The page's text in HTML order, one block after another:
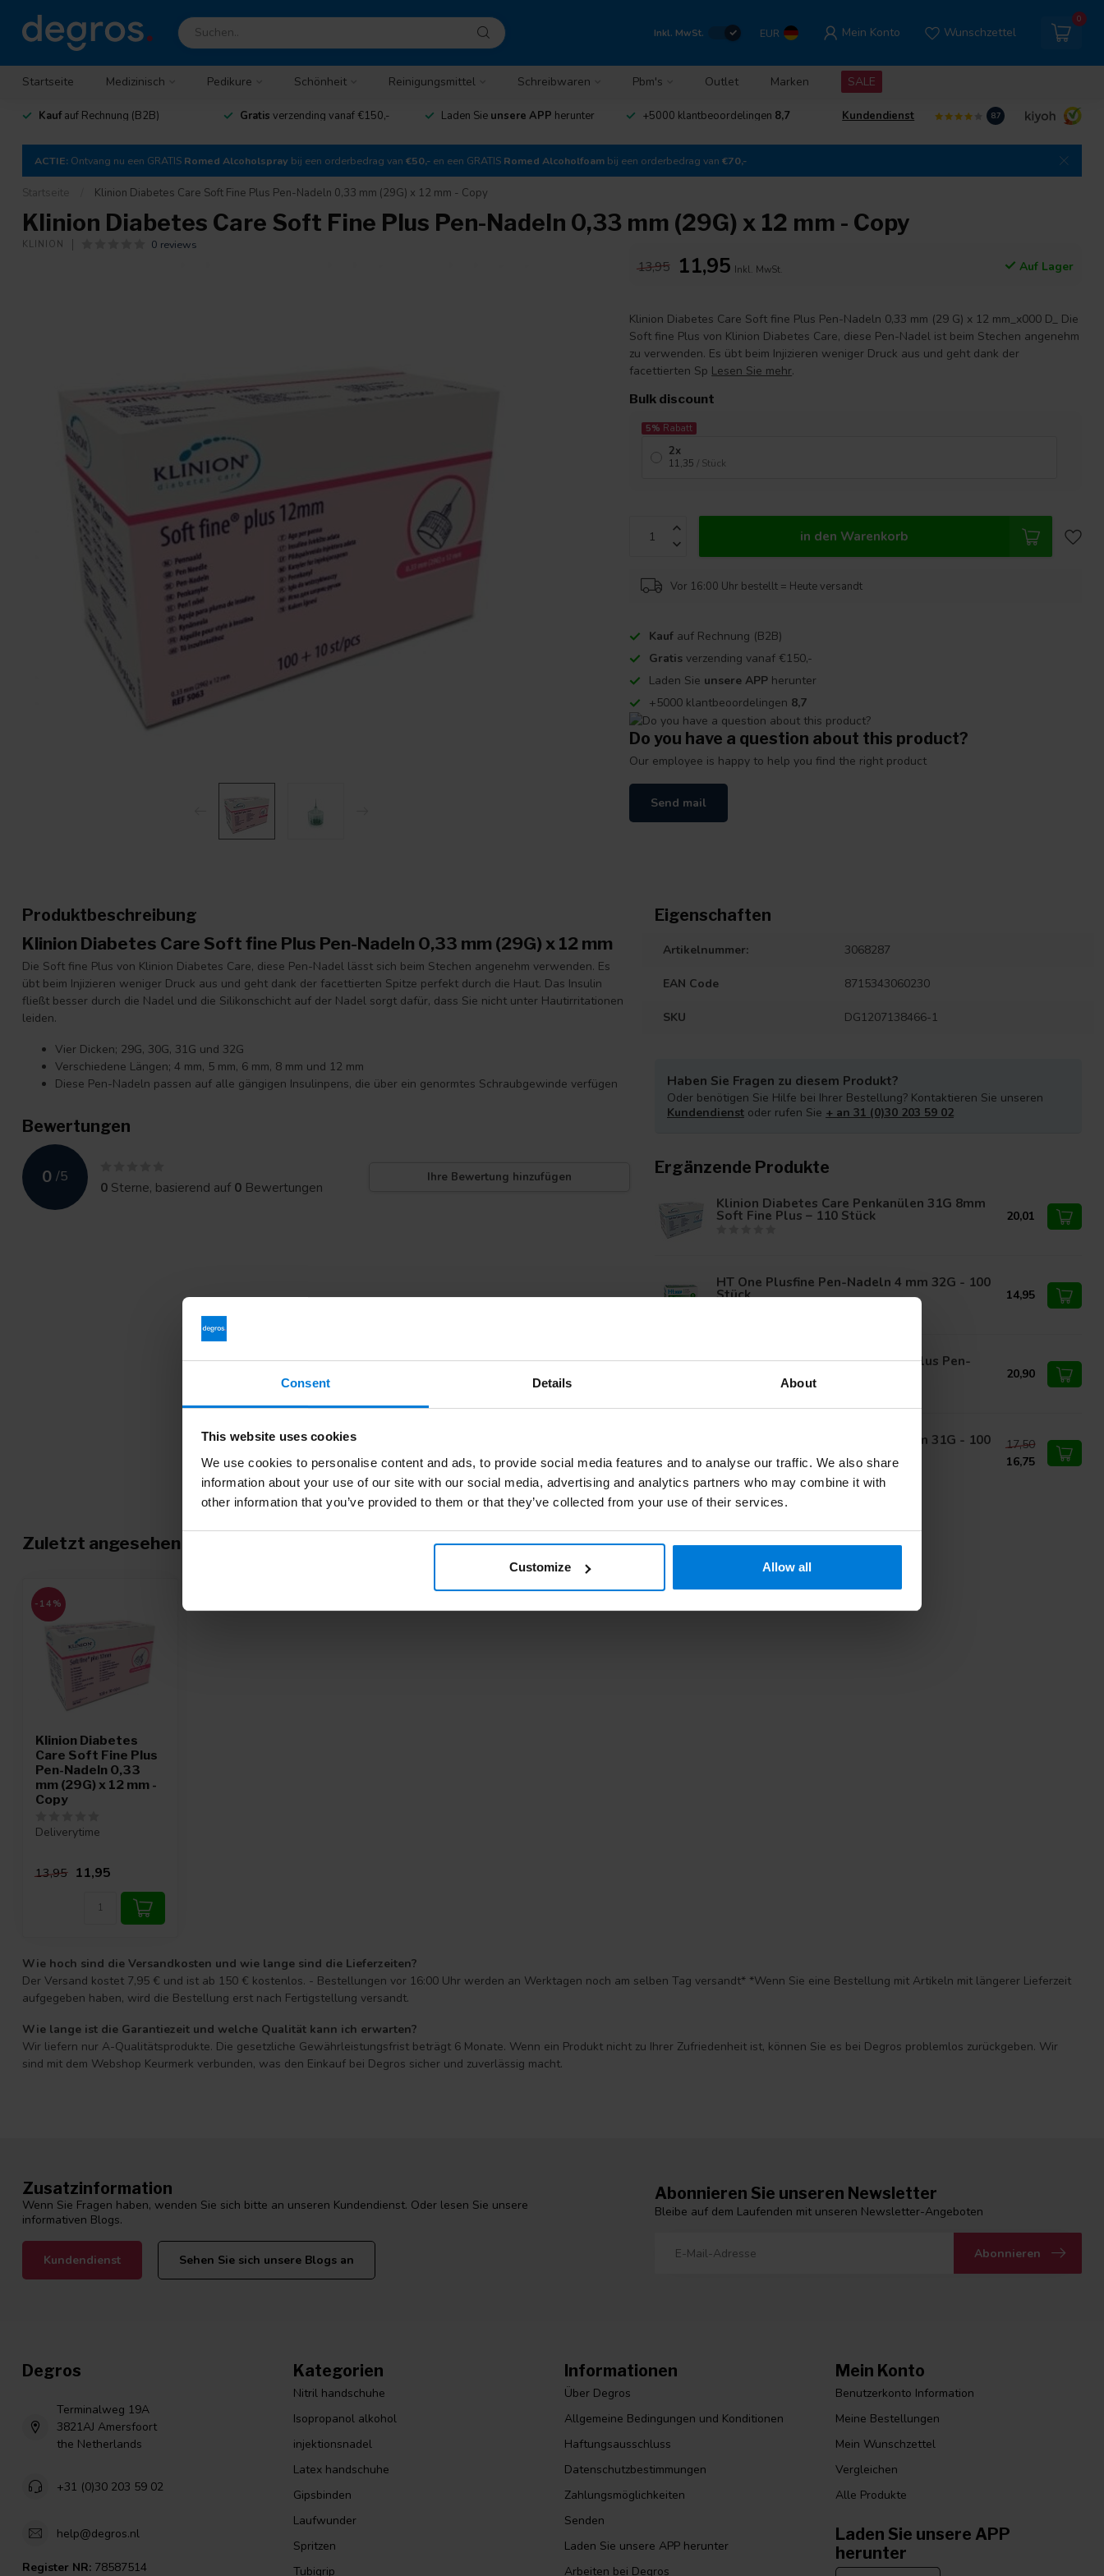
Consent Details About
This website uses cookies
We use cookies to personalise content and ads, to provide social media features and to analyse our traffic. We also share
information about your use of our site with our social media, advertising and analytics partners who may combine it with
other information that you’ve provided to them or that they’ve collected from your use of their services.
Customize Allow all
Inkl. MwSt. EUR Mein Konto Wunschzettel
0
Startseite Medizinisch Pedikure Schönheit Reinigungsmittel Schreibwaren Pbm's Outlet Marken SALE
Kaufauf Rechnung (B2B) Gratis verzending vanaf €150,- Laden Sie unsere APP herunter +5000 klantbeoordelingen 8,7 Kundendienst 8.7
ACTIE: Ontvang nu een GRATIS Romed Alcoholspray bij een orderbedrag van €50,- en een GRATIS Romed Alcoholfoam bij een orderbedrag van €70,-
Startseite Klinion Diabetes Care Soft Fine Plus Pen-Nadeln 0,33 mm (29G) x 12 mm - Copy
Klinion Diabetes Care Soft Fine Plus Pen-Nadeln 0,33 mm (29G) x 12 mm - Copy
KLINION 0 reviews
13,95 11,95 Inkl. MwSt. Auf Lager
Klinion Diabetes Care Soft fine Plus Pen-Nadeln 0,33 mm (29 G) x 12 mm_x000 D_ Die
Soft fine Plus von Klinion Diabetes Care, diese Pen-Nadel ist beim Stechen angenehm
zu verwenden. Es übt beim Injizieren weniger Druck aus und geht dank der
facettierten Sp Lesen Sie mehr.
Bulk discount
5% Rabatt
2x
11,35 / Stück
in den Warenkorb
Vor 16:00 Uhr bestellt = Heute versandt
Kauf auf Rechnung (B2B)
Gratis verzending vanaf €150,-
Laden Sie unsere APP herunter
+5000 klantbeoordelingen 8,7
Do you have a question about this product?
Our employee is happy to help you find the right product
Send mail
Produktbeschreibung
Klinion Diabetes Care Soft fine Plus Pen-Nadeln 0,33 mm (29G) x 12 mm
Die Soft fine Plus von Klinion Diabetes Care, diese Pen-Nadel lässt sich beim Stechen angenehm verwenden. Es
übt beim Injizieren weniger Druck aus und geht dank der facettierten Spitze perfekt durch die Haut. Das Insulin
fließt besser durch die Nadel und die Silikonschicht auf der Nadel sorgt dafür, dass Sie nicht unter Hautirritationen
leiden.
Vier Dicken; 29G, 30G, 31G und 32G
Verschiedene Längen; 4 mm, 5 mm, 6 mm, 8 mm und 12 mm
Diese Pen-Nadeln passen auf alle gängigen Insulinpens, die über ein genormtes Schraubgewinde verfügen
Bewertungen
0 /5
0 Sterne, basierend auf 0 Bewertungen
Ihre Bewertung hinzufügen
Eigenschaften
Artikelnummer: 3068287
EAN Code 8715343060230
SKU DG1207138466-1
Haben Sie Fragen zu diesem Produkt?
Oder benötigen Sie Hilfe bei Ihrer Bestellung? Kontaktieren Sie unseren
Kundendienst oder rufen Sie + an 31 (0)30 203 59 02
Ergänzende Produkte
Klinion Diabetes Care Penkanülen 31G 8mm
Soft Fine Plus – 110 Stück 20,01
HT One Plusfine Pen-Nadeln 4 mm 32G - 100
Stück 14,95
Klinion Diabetes Care Soft Fine Plus Pen-
20,90
HT One Plusfine Pen-Nadeln 5 mm 31G - 100
17,50
16,75
Zuletzt angesehen
-14%
Klinion Diabetes
Care Soft Fine Plus
Pen-Nadeln 0,33
mm (29G) x 12 mm -
Copy
Deliverytime
13,95 11,95
Wie hoch sind die Versandkosten und wie lange sind die Lieferzeiten?
Der Versand kostet 7,95 € und ist ab 150 € kostenlos. - Bestellungen vor 16:00 Uhr werden an Werktagen noch am selben Tag versandt* *Wenn Sie eine Bestellung mit Artikeln mit längerer Lieferzeit
aufgegeben haben, wird die Bestellung erst nach Fertigstellung versandt.
Wie lange ist die Garantiezeit und welche Qualität kann ich erwarten?
Wir liefern nur A-Qualitätsprodukte. Die gesetzliche Gewährleistungsfrist beträgt 6 Monate. Wenn ein Produkt nicht zu Ihrer Zufriedenheit ist, können Sie es bei Degros problemlos zurückgeben. Wir
sind mit dem Webshop Keurmerk verbunden, was den Einkauf bei Degros sicher und zuverlässig macht.
Zusatzinformation
Wenn Sie Fragen haben, wenden Sie sich bitte an unseren Kundendienst. Oder lesen Sie unsere
informativen Blogs.
Kundendienst Sehen Sie sich unsere Blogs an
Abonnieren Sie unseren Newsletter
Bleibe auf dem Laufenden mit unseren Newsletter-Angeboten
Abonnieren
Degros
Terminalweg 19A
3821AJ Amersfoort
the Netherlands
+31 (0)30 203 59 02
help@degros.nl
Register NR: 78587514
Kategorien
Nitril handschuhe
Isopropanol alkohol
injektionsnadel
Latex handschuhe
Gipsbinden
Laufwunder
Spritzen
Tubigrip
Informationen
Über Degros
Allgemeine Bedingungen und Konditionen
Haftungsausschluss
Datenschutzbestimmungen
Zahlungsmöglichkeiten
Senden
Laden Sie unsere APP herunter
Arbeiten bei Degros
Mein Konto
Benutzerkonto Information
Meine Bestellungen
Mein Wunschzettel
Vergleichen
Alle Produkte
Laden Sie unsere APP
herunter